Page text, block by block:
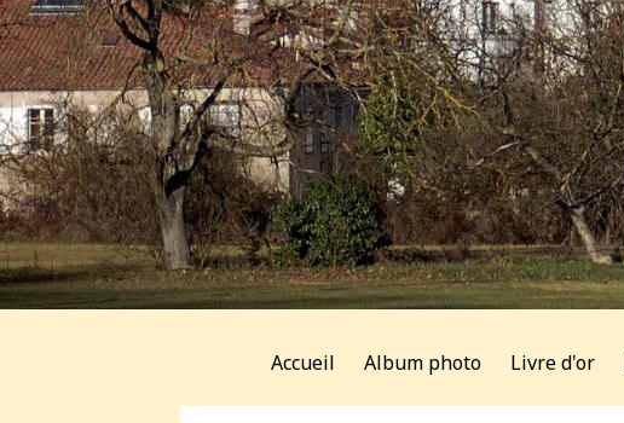
Accueil Album photo Livre d'or